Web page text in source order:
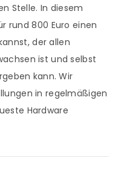
Stelle. In diesem
rund 800 Euro einen
der allen
ist und selbst
kann. Wir
in regelmäßigen
Hardware